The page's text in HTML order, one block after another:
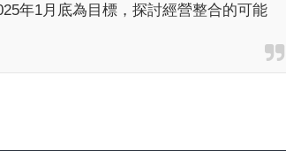
年1月底為目標，探討經營整合的可能